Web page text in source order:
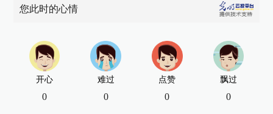
您此时的心情
开心
0
难过
0
点赞
0
飘过
0